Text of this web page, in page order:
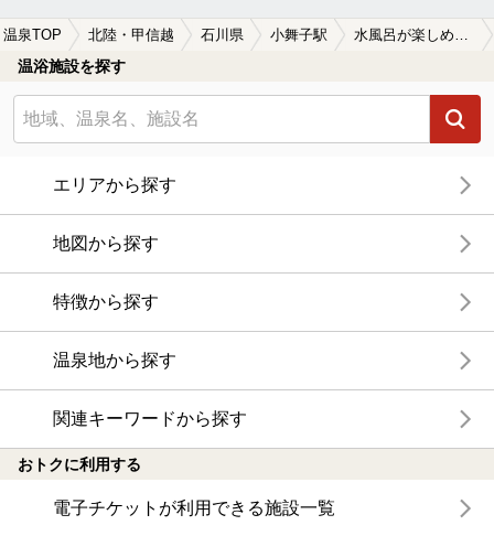
温泉TOP 北陸・甲信越 石川県 小舞子駅 水風呂が楽しめる小舞子駅近くの温泉、日帰り温泉、スーパー銭湯おすすめ
温浴施設を探す
エリアから探す
地図から探す
特徴から探す
温泉地から探す
関連キーワードから探す
おトクに利用する
電子チケットが利用できる施設一覧